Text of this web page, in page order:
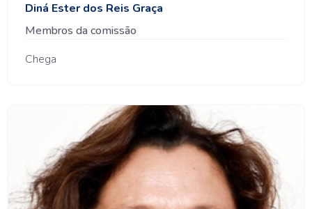
Diná Ester dos Reis Graça
Membros da comissão
Chega